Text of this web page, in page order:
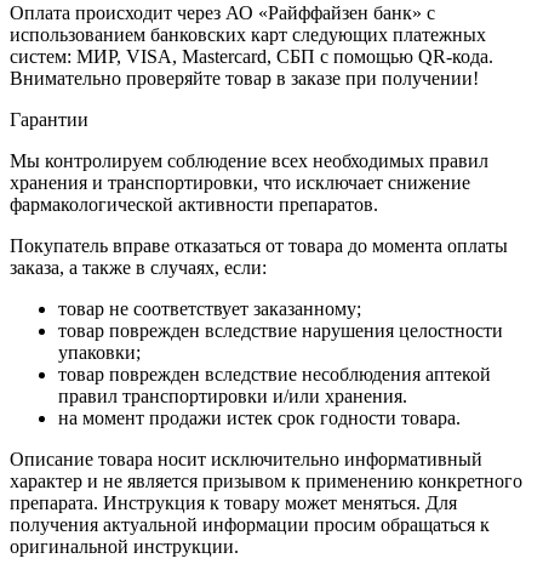
Оплата происходит через АО «Райффайзен банк» с
использованием банковских карт следующих платежных
систем: МИР, VISA, Mastercard, СБП с помощью QR-кода.
Внимательно проверяйте товар в заказе при получении!
Гарантии
Мы контролируем соблюдение всех необходимых правил
хранения и транспортировки, что исключает снижение
фармакологической активности препаратов.
Покупатель вправе отказаться от товара до момента оплаты
заказа, а также в случаях, если:
товар не соответствует заказанному;
товар поврежден вследствие нарушения целостности
упаковки;
товар поврежден вследствие несоблюдения аптекой
правил транспортировки и/или хранения.
на момент продажи истек срок годности товара.
Описание товара носит исключительно информативный
характер и не является призывом к применению конкретного
препарата. Инструкция к товару может меняться. Для
получения актуальной информации просим обращаться к
оригинальной инструкции.